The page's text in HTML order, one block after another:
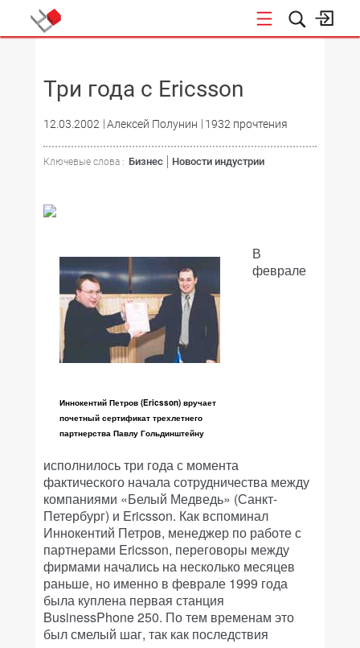
Три года с Ericsson
12.03.2002 Алексей Полунин 1932 прочтения
Ключевые слова : Бизнес Новости индустрии
Иннокентий Петров (Ericsson) вручает
почетный сертификат трехлетнего
партнерства Павлу Гольдинштейну
В
феврале
исполнилось три года с момента
фактического начала сотрудничества между
компаниями «Белый Медведь» (Санкт-
Петербург) и Ericsson. Как вспоминал
Иннокентий Петров, менеджер по работе с
партнерами Ericsson, переговоры между
фирмами начались на несколько месяцев
раньше, но именно в феврале 1999 года
была куплена первая станция
BusinessPhone 250. По тем временам это
был смелый шаг, так как последствия